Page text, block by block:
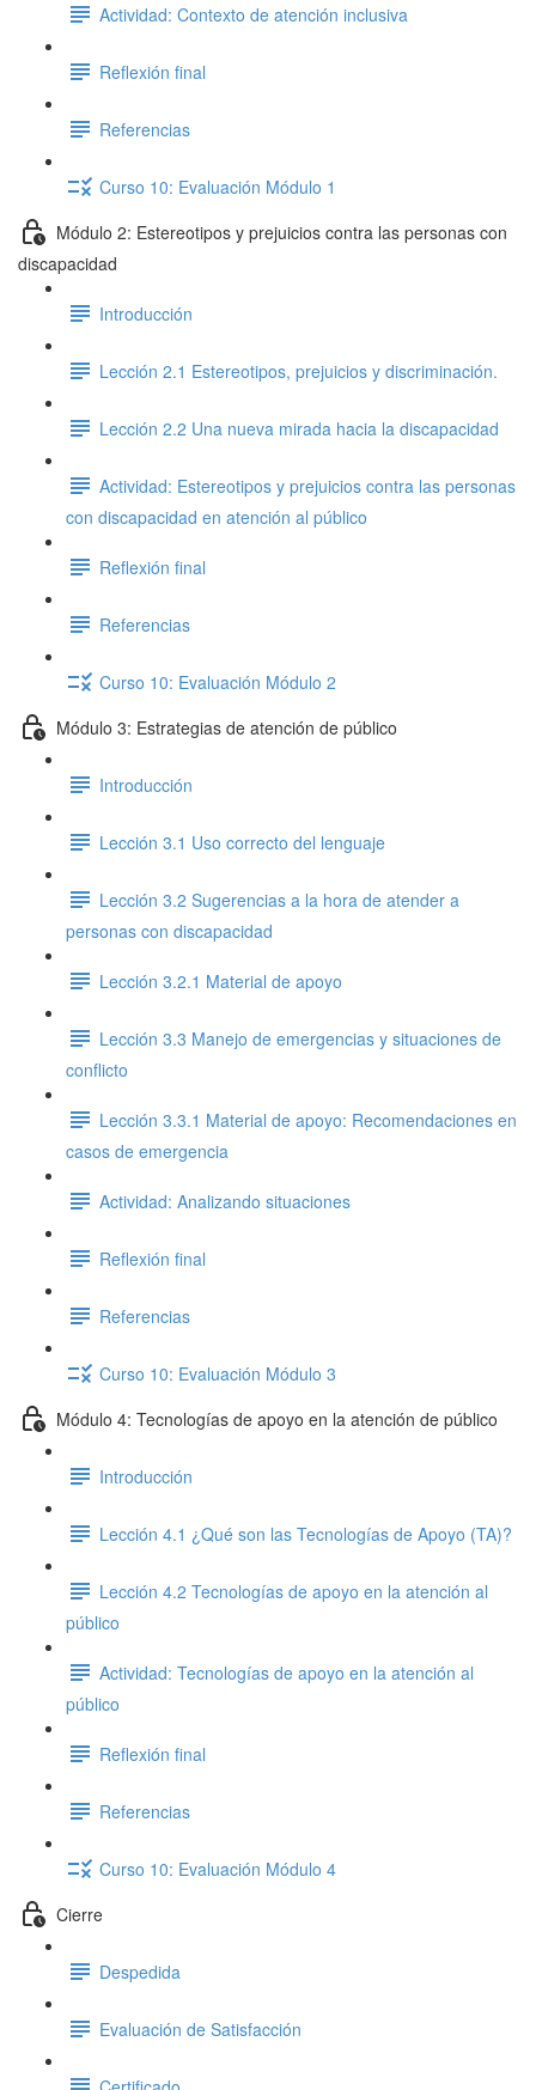
Actividad: Contexto de atención inclusiva
Reflexión final
Referencias
Curso 10: Evaluación Módulo 1
Módulo 2: Estereotipos y prejuicios contra las personas con
discapacidad
Introducción
Lección 2.1 Estereotipos, prejuicios y discriminación.
Lección 2.2 Una nueva mirada hacia la discapacidad
Actividad: Estereotipos y prejuicios contra las personas
con discapacidad en atención al público
Reflexión final
Referencias
Curso 10: Evaluación Módulo 2
Módulo 3: Estrategias de atención de público
Introducción
Lección 3.1 Uso correcto del lenguaje
Lección 3.2 Sugerencias a la hora de atender a
personas con discapacidad
Lección 3.2.1 Material de apoyo
Lección 3.3 Manejo de emergencias y situaciones de
conflicto
Lección 3.3.1 Material de apoyo: Recomendaciones en
casos de emergencia
Actividad: Analizando situaciones
Reflexión final
Referencias
Curso 10: Evaluación Módulo 3
Módulo 4: Tecnologías de apoyo en la atención de público
Introducción
Lección 4.1 ¿Qué son las Tecnologías de Apoyo (TA)?
Lección 4.2 Tecnologías de apoyo en la atención al
público
Actividad: Tecnologías de apoyo en la atención al
público
Reflexión final
Referencias
Curso 10: Evaluación Módulo 4
Cierre
Despedida
Evaluación de Satisfacción